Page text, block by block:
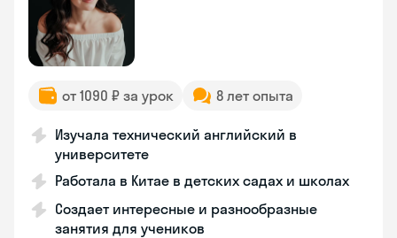
от 1090 ₽ за урок 8 лет опыта
Изучала технический английский в
университете
Работала в Китае в детских садах и школах
Создает интересные и разнообразные
занятия для учеников